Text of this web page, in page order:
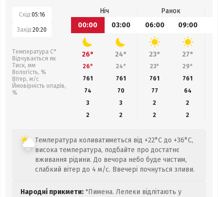
Схід:05:16
Захід:20:20
Температура С°
Відчувається як
Тиск, мм
Вологість, %
Вітер, м/с
Ймовірність опадів,
%
Ніч
Ранок
00:00
03:00 06:00 09:00
26° 24° 23° 27°
26° 24° 23° 29°
761
761 761 761
74
70 77 64
3
3 2
2
2
2 2 2
Температура коливатиметься від +22°C до +36°C,
висока температура, подбайте про достатнє
вживання рідини. До вечора небо буде чистим,
слабкий вітер до 4 м/с. Ввечері почнуться зливи.
Народні прикмети: "Пимена. Лелеки відлітають у